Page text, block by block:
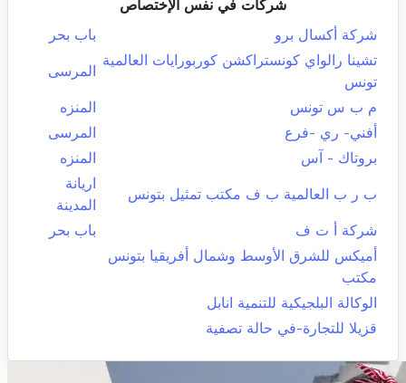
شركات في نفس الإختصاص
شركة أكسال برو
باب بحر
تشينا رالواي كونستراكشن كوربورايات العالمية
تونس
المرسى
م ب س تونس
المنزه
أفني- ري -فرع
المرسى
بروتاك - آس
المنزه
ب ر ب العالمية ب ف مكتب تمثيل بتونس
اريانة
المدينة
شركة أ ت ف
باب بحر
أميكس للشرق الأوسط وشمال أفريقيا بتونس
مكتب
الوكالة البلجيكية للتنمية انابل
قزيلا للتجارة-في حالة تصفية